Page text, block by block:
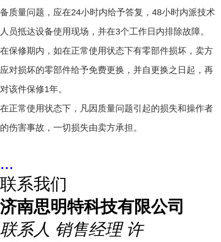
备质量问题，应在24小时内给予答复，48小时内派技术
人员抵达设备使用现场，并在3个工作日内排除故障。
在保修期内，如在正常使用状态下有零部件损坏，卖方
应对损坏的零部件给予免费更换，并自更换之日起，再
对该件保修1年。
在正常使用状态下，凡因质量问题引起的损失和操作者
的伤害事故，一切损失由卖方承担。
...
联系我们
济南思明特科技有限公司
联系人 销售经理 许